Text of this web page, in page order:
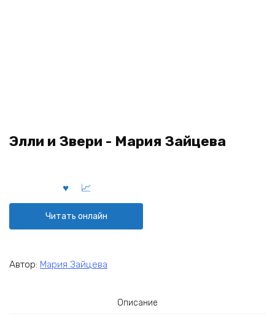
Элли и Звери - Мария Зайцева
Читать онлайн
Автор: Мария Зайцева
Описание